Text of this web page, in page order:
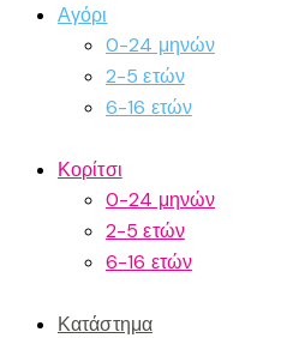
Αγόρι
0-24 μηνών
2-5 ετών
6-16 ετών
Κορίτσι
0-24 μηνών
2-5 ετών
6-16 ετών
Κατάστημα